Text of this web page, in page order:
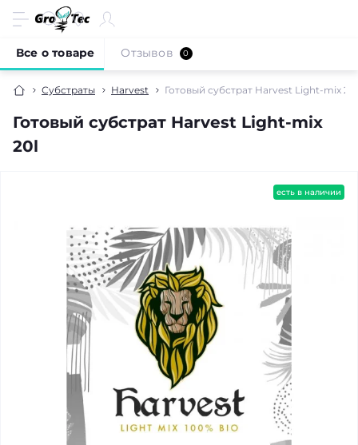
Субстраты Harvest Готовый субстрат Harvest Light-mix 20l
Готовый субстрат Harvest Light-mix
20l
Все о товаре Отзывов 0
есть в наличии